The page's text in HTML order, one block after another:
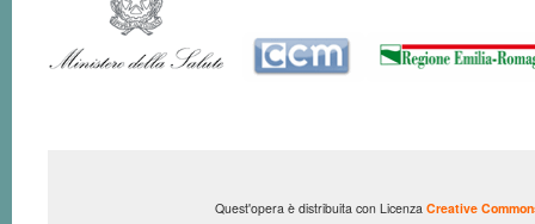
Quest'opera è distribuita con Licenza Creative